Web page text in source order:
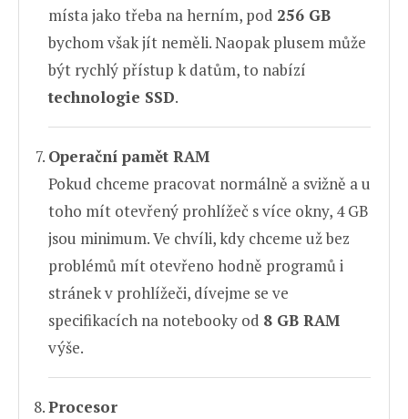
místa jako třeba na herním, pod 256 GB
bychom však jít neměli. Naopak plusem může
být rychlý přístup k datům, to nabízí
technologie SSD.
Operační pamět RAM
Pokud chceme pracovat normálně a svižně a u
toho mít otevřený prohlížeč s více okny, 4 GB
jsou minimum. Ve chvíli, kdy chceme už bez
problémů mít otevřeno hodně programů i
stránek v prohlížeči, dívejme se ve
specifikacích na notebooky od 8 GB RAM
výše.
Procesor